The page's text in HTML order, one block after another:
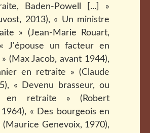
Baden-Powell [...] »
2013), « Un ministre
» (Jean-Marie Rouart,
J'épouse un facteur en
(Max Jacob, avant 1944),
en retraite » (Claude
« Devenu brasseur, ou
en retraite » (Robert
« Des bourgeois en
Genevoix, 1970),